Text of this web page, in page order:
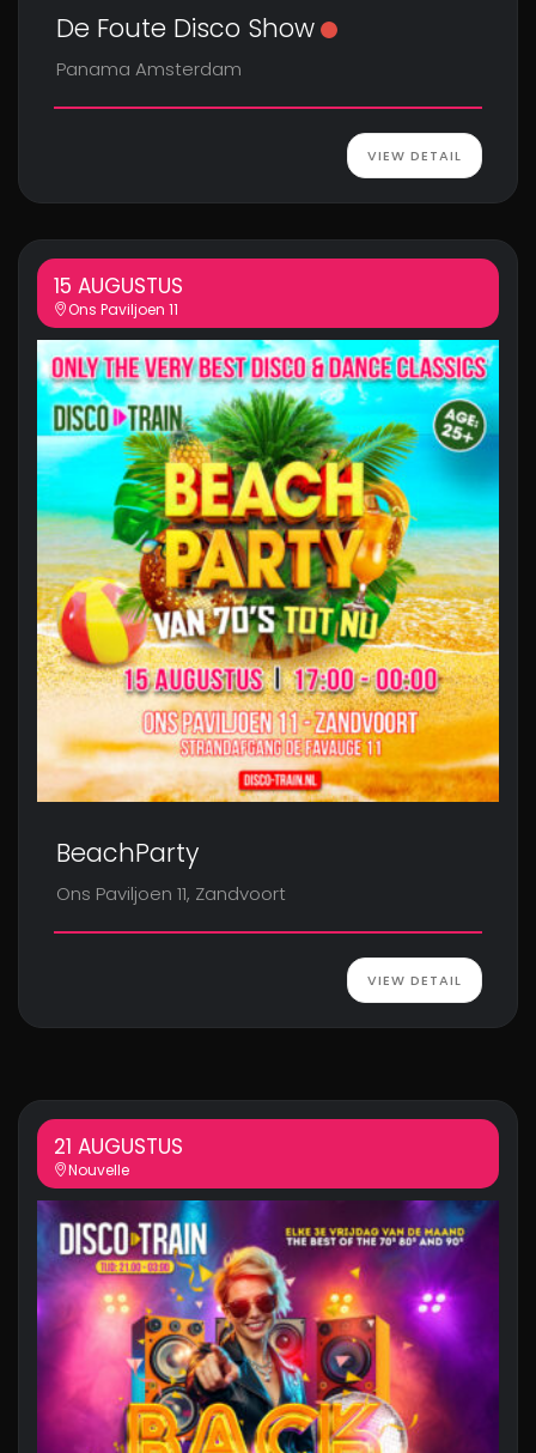
De Foute Disco Show
Panama Amsterdam
VIEW DETAIL
15 AUGUSTUS
Ons Paviljoen 11
BeachParty
Ons Paviljoen 11, Zandvoort
VIEW DETAIL
21 AUGUSTUS
Nouvelle